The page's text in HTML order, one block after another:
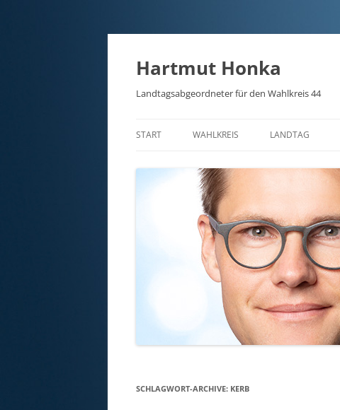
Hartmut Honka
Landtagsabgeordneter für den Wahlkreis 44
START WAHLKREIS LANDTAG
SCHLAGWORT-ARCHIVE: KERB